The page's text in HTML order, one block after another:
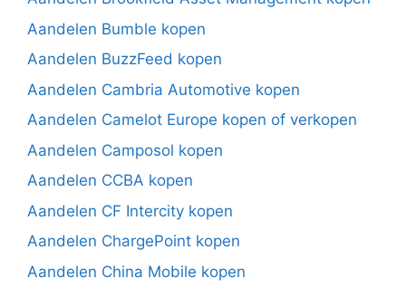
Aandelen Bumble kopen
Aandelen BuzzFeed kopen
Aandelen Cambria Automotive kopen
Aandelen Camelot Europe kopen of verkopen
Aandelen Camposol kopen
Aandelen CCBA kopen
Aandelen CF Intercity kopen
Aandelen ChargePoint kopen
Aandelen China Mobile kopen